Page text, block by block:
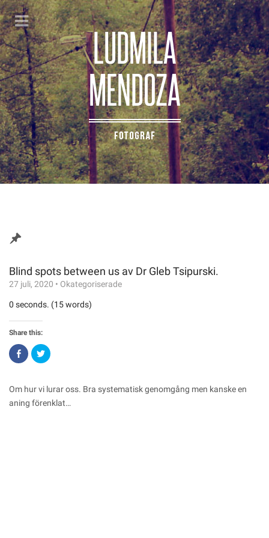
Blind spots between us av Dr Gleb Tsipurski.
27 juli, 2020 • Okategoriserade
0 seconds. (15 words)
Share this:
Click
to
share
(Opens
in
new
window)
Click
to
(Opens
in
new
Om hur vi lurar oss. Bra systematisk genomgång men kanske en
аning förenklat…